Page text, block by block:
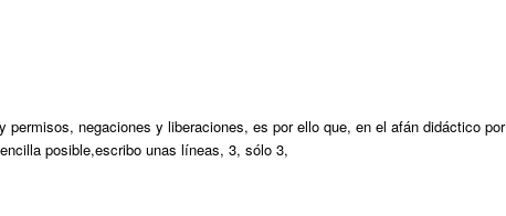
negaciones y liberaciones, es por ello que, en el afán didáctico por
posible,escribo unas líneas, 3, sólo 3,